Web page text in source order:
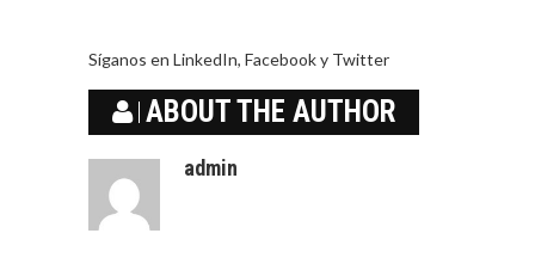
Síganos en LinkedIn, Facebook y Twitter
ABOUT THE AUTHOR
admin